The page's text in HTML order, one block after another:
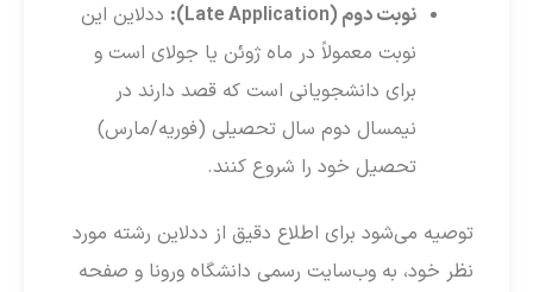
نوبت دوم (Late Application):
ددلاین این
نوبت معمولاً در ماه ژوئن یا جولای است و
برای دانشجویانی است که قصد دارند در
نیمسال دوم سال تحصیلی (فوریه/مارس)
تحصیل خود را شروع کنند.
توصیه می‌شود برای اطلاع دقیق از ددلاین رشته مورد
نظر خود، به وب‌سایت رسمی دانشگاه ورونا و صفحه